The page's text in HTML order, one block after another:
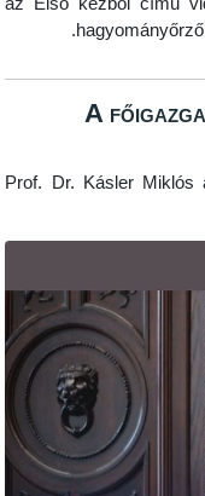
A
Prof. Dr. Kásler